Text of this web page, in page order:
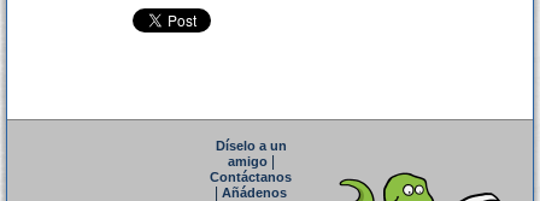
Díselo a un
amigo|
Contáctanos
Añádenos